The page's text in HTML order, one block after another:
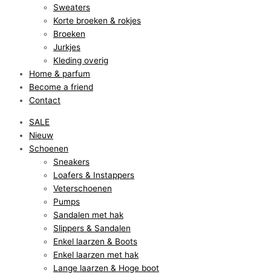
Sweaters
Korte broeken & rokjes
Broeken
Jurkjes
Kleding overig
Home & parfum
Become a friend
Contact
SALE
Nieuw
Schoenen
Sneakers
Loafers & Instappers
Veterschoenen
Pumps
Sandalen met hak
Slippers & Sandalen
Enkel laarzen & Boots
Enkel laarzen met hak
Lange laarzen & Hoge boot